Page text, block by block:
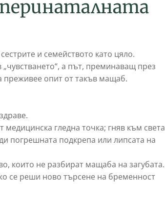
и семейството като цяло.
а път, преминаващ през
преживее опит от такъв мащаб.
гледна точка; гняв към света
погрешната подкрепа или липсата на
които не разбират мащаба на загубата.
се реши ново търсене на бременност